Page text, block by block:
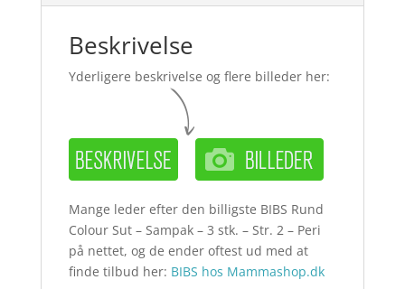
Beskrivelse
Yderligere beskrivelse og flere billeder her:
Mange leder efter den billigste BIBS Rund
Colour Sut – Sampak – 3 stk. – Str. 2 – Peri
på nettet, og de ender oftest ud med at
finde tilbud her: BIBS hos Mammashop.dk